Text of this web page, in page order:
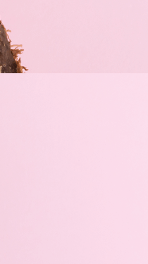
marca